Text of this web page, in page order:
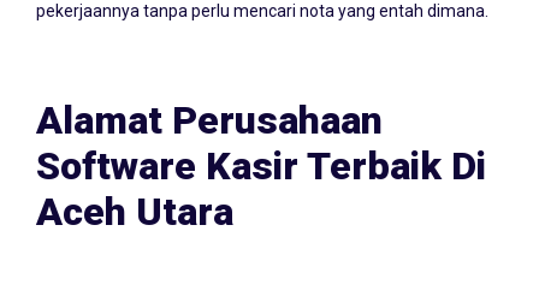
pekerjaannya tanpa perlu mencari nota yang entah dimana.
Alamat Perusahaan
Software Kasir Terbaik Di
Aceh Utara